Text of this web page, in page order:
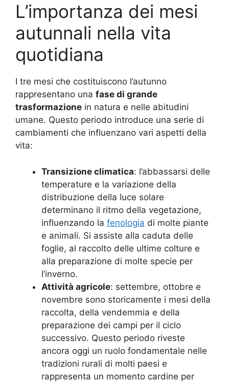
L’importanza dei mesi
autunnali nella vita
quotidiana
I tre mesi che costituiscono l’autunno
rappresentano una fase di grande
trasformazione in natura e nelle abitudini
umane. Questo periodo introduce una serie di
cambiamenti che influenzano vari aspetti della
vita:
Transizione climatica: l’abbassarsi delle
temperature e la variazione della
distribuzione della luce solare
determinano il ritmo della vegetazione,
influenzando la fenologia di molte piante
e animali. Si assiste alla caduta delle
foglie, al raccolto delle ultime colture e
alla preparazione di molte specie per
l’inverno.
Attività agricole: settembre, ottobre e
novembre sono storicamente i mesi della
raccolta, della vendemmia e della
preparazione dei campi per il ciclo
successivo. Questo periodo riveste
ancora oggi un ruolo fondamentale nelle
tradizioni rurali di molti paesi e
rappresenta un momento cardine per